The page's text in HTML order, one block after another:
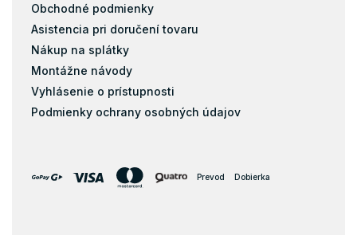
Obchodné podmienky
Asistencia pri doručení tovaru
Nákup na splátky
Montážne návody
Vyhlásenie o prístupnosti
Podmienky ochrany osobných údajov
Prevod Dobierka